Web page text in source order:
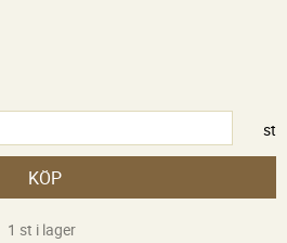
st
KÖP
1 st i lager